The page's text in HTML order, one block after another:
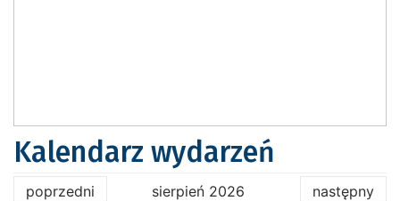
Kalendarz wydarzeń
poprzedni sierpień 2026 następny